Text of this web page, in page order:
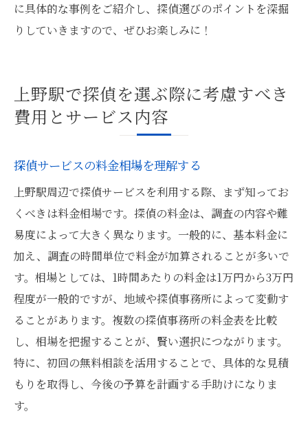
に具体的な事例をご紹介し、探偵選びのポイントを深掘
りしていきますので、ぜひお楽しみに！
上野駅で探偵を選ぶ際に考慮すべき
費用とサービス内容
探偵サービスの料金相場を理解する
上野駅周辺で探偵サービスを利用する際、まず知ってお
くべきは料金相場です。探偵の料金は、調査の内容や難
易度によって大きく異なります。一般的に、基本料金に
加え、調査の時間単位で料金が加算されることが多いで
す。相場としては、1時間あたりの料金は1万円から3万円
程度が一般的ですが、地域や探偵事務所によって変動す
ることがあります。複数の探偵事務所の料金表を比較
し、相場を把握することが、賢い選択につながります。
特に、初回の無料相談を活用することで、具体的な見積
もりを取得し、今後の予算を計画する手助けになりま
す。